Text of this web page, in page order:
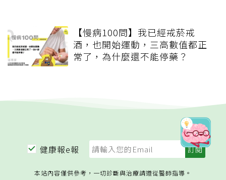
【慢病100問】我已經戒菸戒
酒，也開始運動，三高數值都正
常了，為什麼還不能停藥？
健康報e報
本站內容僅供參考，一切診斷與治療請遵從醫師指導。